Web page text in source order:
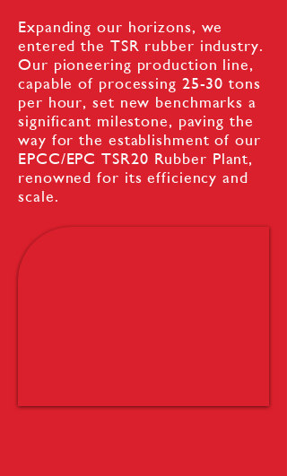
Expanding our horizons, we
entered the TSR rubber industry.
Our pioneering production line,
capable of processing 25-30 tons
per hour, set new benchmarks a
significant milestone, paving the
way for the establishment of our
EPCC/EPC TSR20 Rubber Plant,
renowned for its efficiency and
scale.